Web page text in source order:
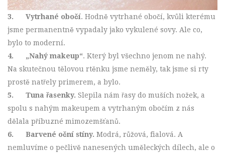
3. Vytrhané obočí. Hodně vytrhané obočí, kvůli kterému
jsme permanentně vypadaly jako vykulené sovy. Ale co,
bylo to moderní.
4. „Nahý makeup“. Který byl všechno jenom ne nahý.
Na skutečnou tělovou rtěnku jsme neměly, tak jsme si rty
prostě natřely primerem, a bylo.
5. Tuna řasenky. Slepila nám řasy do muších nožek, a
spolu s nahým makeupem a vytrhaným obočím z nás
dělala příbuzné mimozemšťanů.
6. Barvené oční stíny. Modrá, růžová, fialová. A
nemluvíme o pečlivě nanesených uměleckých dílech, ale o